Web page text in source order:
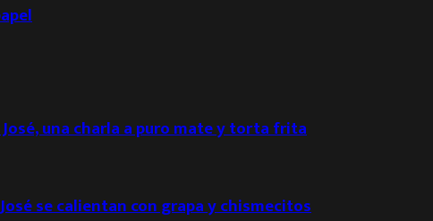
José, una charla a puro mate y torta frita
se calientan con grapa y chismecitos